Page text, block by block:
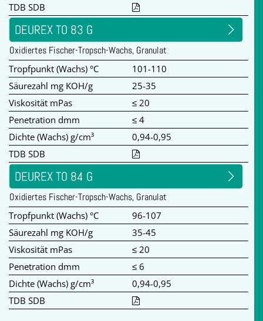
TDB SDB
DEUREX TO 83 G
Oxidiertes Fischer-Tropsch-Wachs, Granulat
Tropfpunkt (Wachs) °C
101-110
Säurezahl mg KOH/g
25-35
Viskosität mPas
≤ 20
Penetration dmm
≤ 4
Dichte (Wachs) g/cm³
0,94-0,95
TDB SDB
DEUREX TO 84 G
Oxidiertes Fischer-Tropsch-Wachs, Granulat
Tropfpunkt (Wachs) °C
96-107
Säurezahl mg KOH/g
35-45
Viskosität mPas
≤ 20
Penetration dmm
≤ 6
Dichte (Wachs) g/cm³
0,94-0,95
TDB SDB